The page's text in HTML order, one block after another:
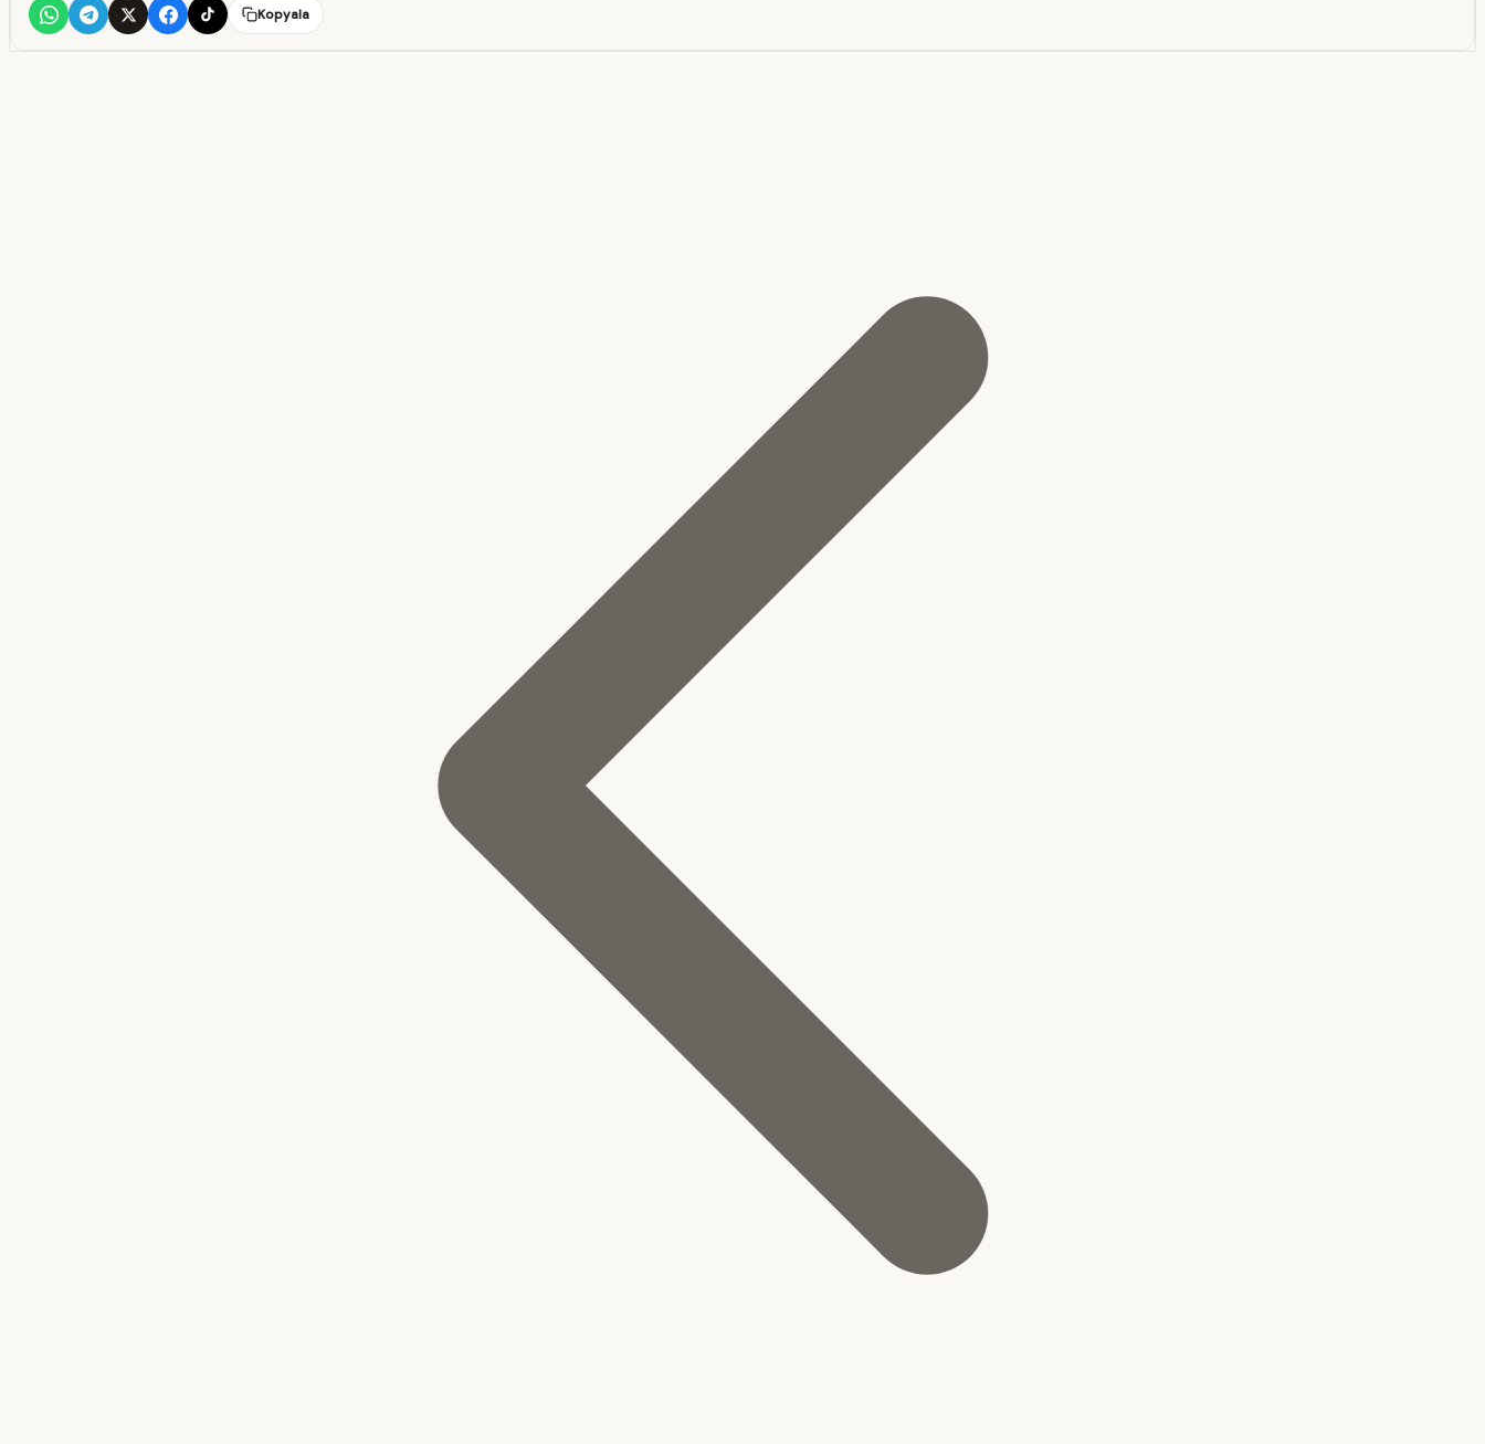
Kopyala